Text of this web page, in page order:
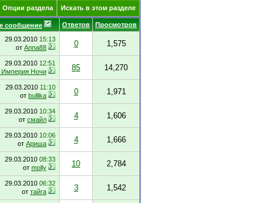
Опции раздела Искать в этом разделе
сообщение Ответов
Просмотров
29.03.2010 15:13
от Anna88 0 1,575
29.03.2010 12:51
Империя Ночи
85 14,270
29.03.2010 11:10
от bullika 0 1,971
29.03.2010 10:34
от смайл 4 1,606
29.03.2010 10:06
от Ариша 4 1,666
29.03.2010 08:33
от molly 10 2,784
29.03.2010 06:32
от тайга 3 1,542